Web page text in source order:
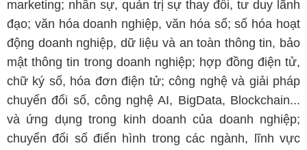
marketing; nhân sự, quản trị sự thay đổi, tư duy lãnh
đạo; văn hóa doanh nghiệp, văn hóa số; số hóa hoạt
động doanh nghiệp, dữ liệu và an toàn thông tin, bảo
mật thông tin trong doanh nghiệp; hợp đồng điện tử,
chữ ký số, hóa đơn điện tử; công nghệ và giải pháp
chuyển đổi số, công nghệ AI, BigData, Blockchain...
và ứng dụng trong kinh doanh của doanh nghiệp;
chuyển đổi số điển hình trong các ngành, lĩnh vực